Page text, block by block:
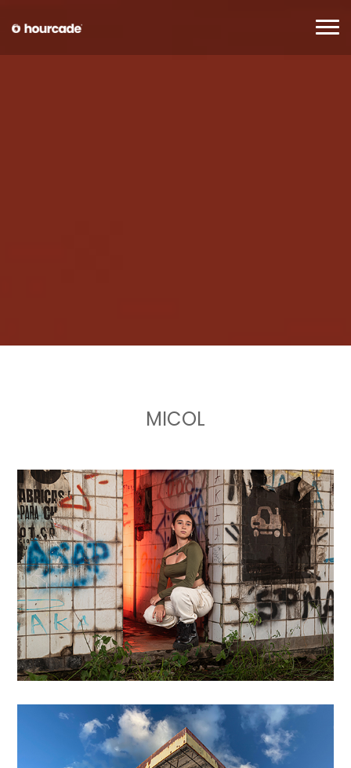
MICOL